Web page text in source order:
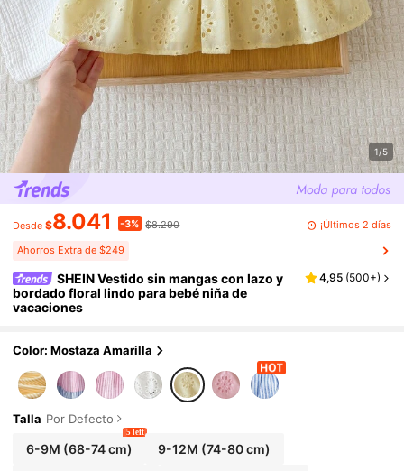
1/5
Desde $8.041 -3% $8.290 ¡Últimos 2 días
Ahorros Extra de $249
SHEIN Vestido sin mangas con lazo y
bordado floral lindo para bebé niña de
vacaciones
4,95 (500+)
Color: Mostaza Amarilla
Talla Por Defecto
6-9M (68-74 cm)
5 left
9-12M (74-80 cm)